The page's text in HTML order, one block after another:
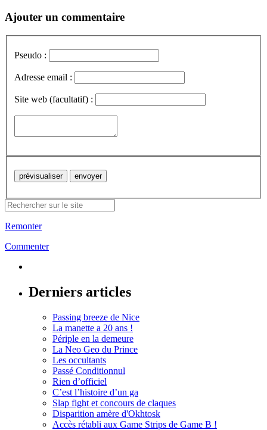
Ajouter un commentaire
Pseudo :
Adresse email :
Site web (facultatif) :
Remonter
Commenter
Derniers articles
Passing breeze de Nice
La manette a 20 ans !
Périple en la demeure
La Neo Geo du Prince
Les occultants
Passé Conditionnul
Rien d’officiel
C’est l’histoire d’un ga
Slap fight et concours de claques
Disparition amère d'Okhtosk
Accès rétabli aux Game Strips de Game B !